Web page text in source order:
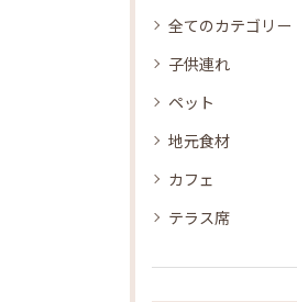
全てのカテゴリー
子供連れ
ペット
地元食材
カフェ
テラス席